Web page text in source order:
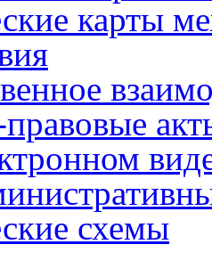
карты
схемы